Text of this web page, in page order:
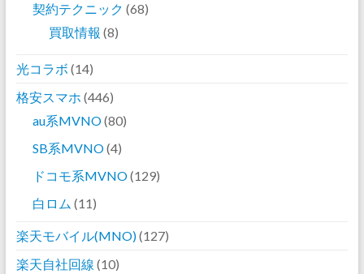
契約テクニック (68)
買取情報 (8)
光コラボ (14)
格安スマホ (446)
au系MVNO(80)
SB系MVNO(4)
ドコモ系MVNO(129)
白ロム (11)
楽天モバイル(MNO)(127)
楽天自社回線 (10)